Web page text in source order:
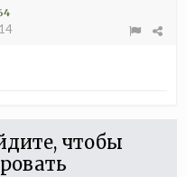
чтобы